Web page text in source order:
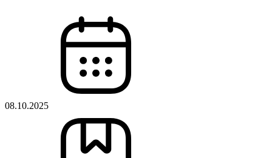
08.10.2025